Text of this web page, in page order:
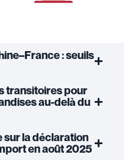
: seuils
transitoires pour
au-delà du
sur la déclaration
en août 2025